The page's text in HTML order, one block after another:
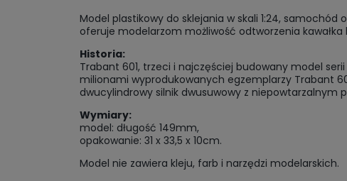
Model plastikowy do sklejania w skali 1:24,
oferuje modelarzom możliwość odtworzenia
Historia:
Trabant 601, trzeci i najczęściej budowany model
milionami wyprodukowanych egzemplarzy Trabant
dwucylindrowy silnik dwusuwowy z niepowtarzalnym
Wymiary:
model: długość 149mm,
opakowanie: 31 x 33,5 x 10cm.
Model nie zawiera kleju, farb i narzędzi modelarskich.